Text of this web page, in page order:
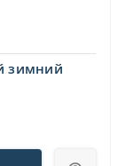
зимний